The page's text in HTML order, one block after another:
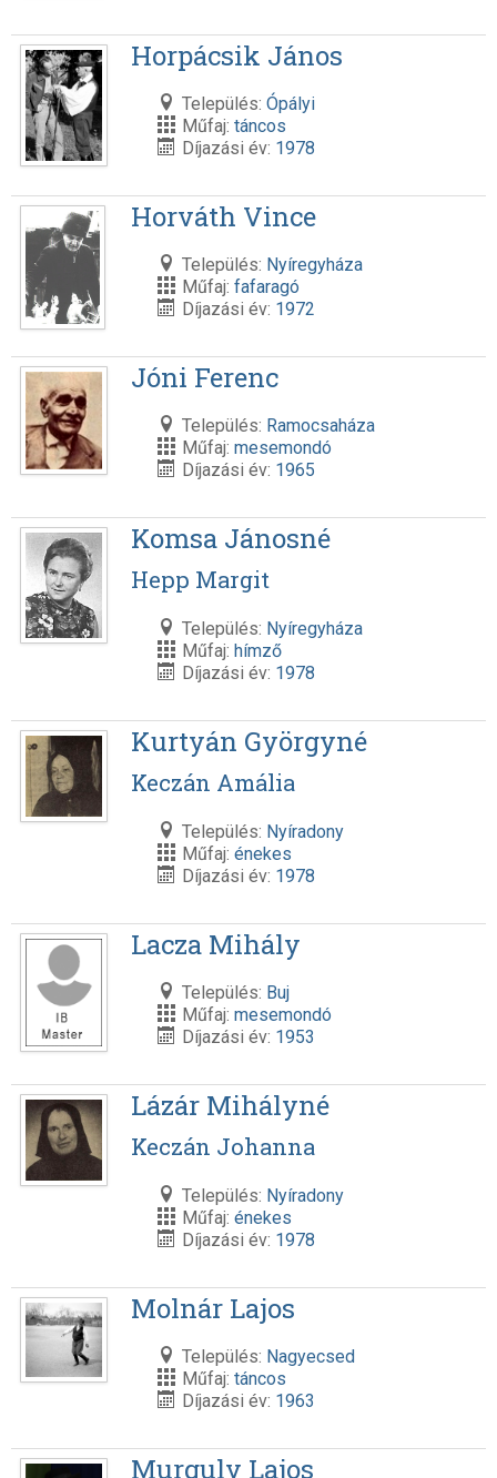
Horpácsik János
Település: Ópályi
Műfaj: táncos
Díjazási év: 1978
Horváth Vince
Település: Nyíregyháza
Műfaj: fafaragó
Díjazási év: 1972
Jóni Ferenc
Település: Ramocsaháza
Műfaj: mesemondó
Díjazási év: 1965
Komsa Jánosné
Hepp Margit
Település: Nyíregyháza
Műfaj: hímző
Díjazási év: 1978
Kurtyán Györgyné
Keczán Amália
Település: Nyíradony
Műfaj: énekes
Díjazási év: 1978
Lacza Mihály
Település: Buj
Műfaj: mesemondó
Díjazási év: 1953
Lázár Mihályné
Keczán Johanna
Település: Nyíradony
Műfaj: énekes
Díjazási év: 1978
Molnár Lajos
Település: Nagyecsed
Műfaj: táncos
Díjazási év: 1963
Murguly Lajos